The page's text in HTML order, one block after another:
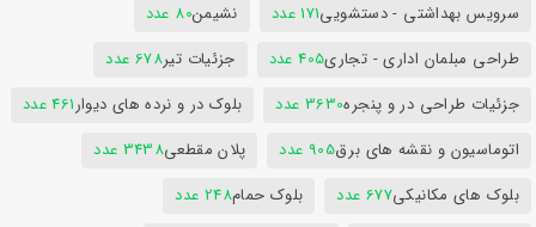
سرویس بهداشتی - دستشویی171 عدد نشیمن80 عدد
طراحی مبلمان اداری - تجاری405 عدد جزئیات تیر678 عدد
جزئیات طراحی در و پنجره3630 عدد بلوک در و نرده های دیوار461 عدد
اتوماسیون و نقشه های برق905 عدد پلان مقطعی3438 عدد
بلوک های مکانیکی677 عدد بلوک حمام248 عدد